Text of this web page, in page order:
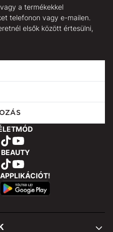
a termékekkel
telefonon vagy e-mailen.
elsők között értesülni,